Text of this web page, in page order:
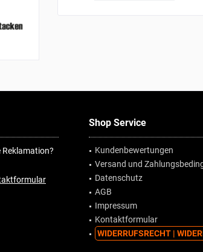
Reklamation?
Shop Service
Kundenbewertungen
Versand und
Datenschutz
AGB
Impressum
Kontaktformular
WIDERRUFSRECHT |